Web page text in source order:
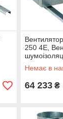
250 4Е,
Немає в
64 233 ₴